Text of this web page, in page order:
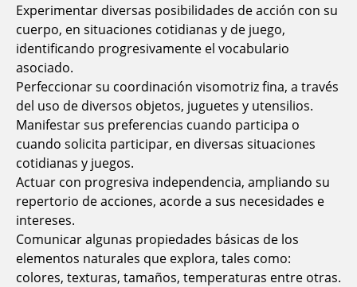
Experimentar diversas posibilidades de acción con su
cuerpo, en situaciones cotidianas y de juego,
identificando progresivamente el vocabulario
asociado.
Perfeccionar su coordinación visomotriz fina, a través
del uso de diversos objetos, juguetes y utensilios.
Manifestar sus preferencias cuando participa o
cuando solicita participar, en diversas situaciones
cotidianas y juegos.
Actuar con progresiva independencia, ampliando su
repertorio de acciones, acorde a sus necesidades e
intereses.
Comunicar algunas propiedades básicas de los
elementos naturales que explora, tales como:
colores, texturas, tamaños, temperaturas entre otras.